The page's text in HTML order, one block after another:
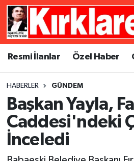
Resmi İlanlar Özel Haber
HABERLER GÜNDEM
Başkan Yayla,
Caddesi'ndeki
İnceledi
Resmi İlanlar
Gündem
Ekonomi
Siyaset
Asayiş
Dünya
Eğitim
Kültür Sanat
Künye
Gizlilik Sözleşmesi
Merkez Nöbetçi
Merkez Trafik Yoğunluk
Süper Lig Puan Durumu ve
Tüm Manşetler